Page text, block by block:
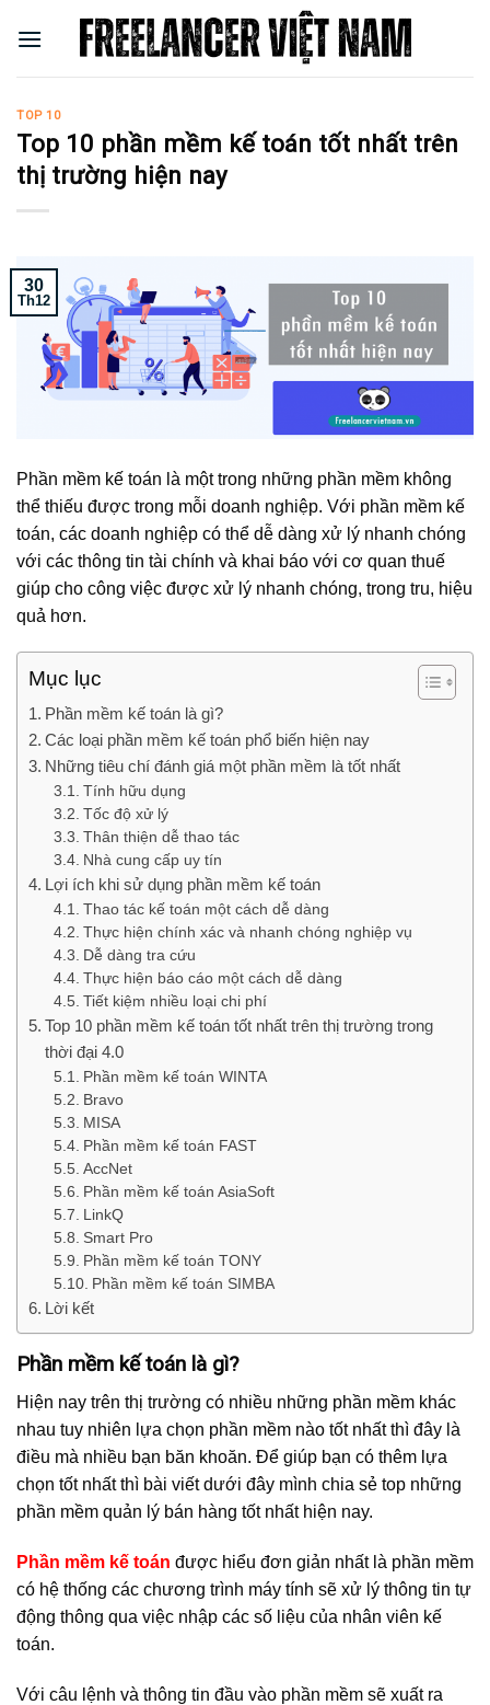
TOP 10
Top 10 phần mềm kế toán tốt nhất trên
thị trường hiện nay
30
Th12
Phần mềm kế toán là một trong những phần mềm không
thể thiếu được trong mỗi doanh nghiệp. Với phần mềm kế
toán, các doanh nghiệp có thể dễ dàng xử lý nhanh chóng
với các thông tin tài chính và khai báo với cơ quan thuế
giúp cho công việc được xử lý nhanh chóng, trong tru, hiệu
quả hơn.
Mục lục
Phần mềm kế toán là gì?
Các loại phần mềm kế toán phổ biến hiện nay
Những tiêu chí đánh giá một phần mềm là tốt nhất
Tính hữu dụng
Tốc độ xử lý
Thân thiện dễ thao tác
Nhà cung cấp uy tín
Lợi ích khi sử dụng phần mềm kế toán
Thao tác kế toán một cách dễ dàng
Thực hiện chính xác và nhanh chóng nghiệp vụ
Dễ dàng tra cứu
Thực hiện báo cáo một cách dễ dàng
Tiết kiệm nhiều loại chi phí
Top 10 phần mềm kế toán tốt nhất trên thị trường trong
thời đại 4.0
Phần mềm kế toán WINTA
Bravo
MISA
Phần mềm kế toán FAST
AccNet
Phần mềm kế toán AsiaSoft
LinkQ
Smart Pro
Phần mềm kế toán TONY
Phần mềm kế toán SIMBA
Lời kết
Phần mềm kế toán là gì?
Hiện nay trên thị trường có nhiều những phần mềm khác
nhau tuy nhiên lựa chọn phần mềm nào tốt nhất thì đây là
điều mà nhiều bạn băn khoăn. Để giúp bạn có thêm lựa
chọn tốt nhất thì bài viết dưới đây mình chia sẻ top những
phần mềm quản lý bán hàng tốt nhất hiện nay.
Phần mềm kế toán được hiểu đơn giản nhất là phần mềm
có hệ thống các chương trình máy tính sẽ xử lý thông tin tự
động thông qua việc nhập các số liệu của nhân viên kế
toán.
Với câu lệnh và thông tin đầu vào phần mềm sẽ xuất ra